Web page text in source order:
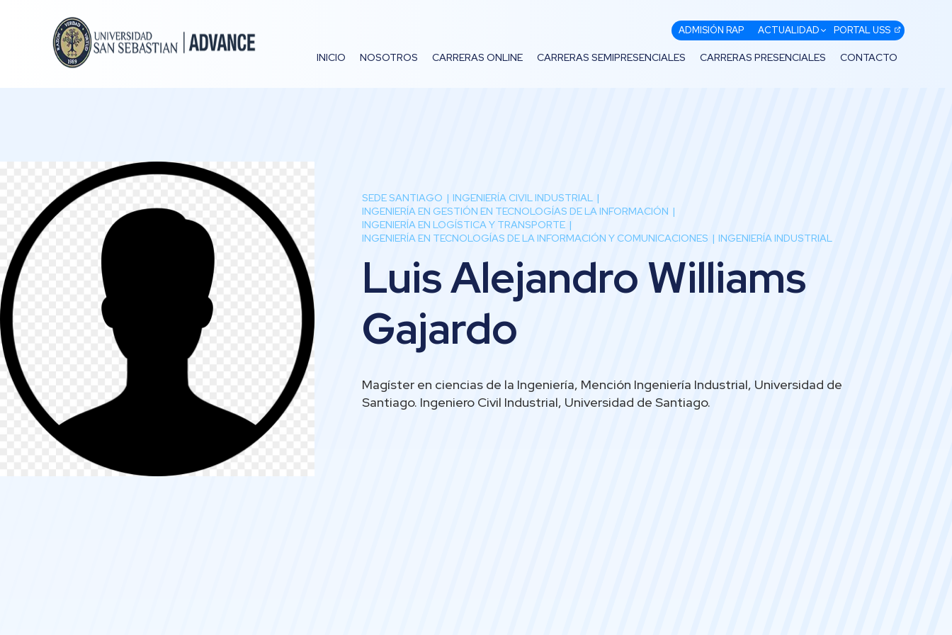
ADMISIÓN RAP ACTUALIDAD PORTAL USS
INICIO NOSOTROS CARRERAS ONLINE CARRERAS SEMIPRESENCIALES CARRERAS PRESENCIALES CONTACTO
SEDE SANTIAGO
INGENIERÍA CIVIL INDUSTRIAL
INGENIERÍA EN GESTIÓN EN TECNOLOGÍAS DE LA INFORMACIÓN
INGENIERÍA EN LOGÍSTICA Y TRANSPORTE
INGENIERÍA EN TECNOLOGÍAS DE LA INFORMACIÓN Y COMUNICACIONES
INGENIERÍA INDUSTRIAL
Luis Alejandro Williams
Gajardo
Magíster en ciencias de la Ingeniería, Mención Ingeniería Industrial, Universidad de
Santiago. Ingeniero Civil Industrial, Universidad de Santiago.